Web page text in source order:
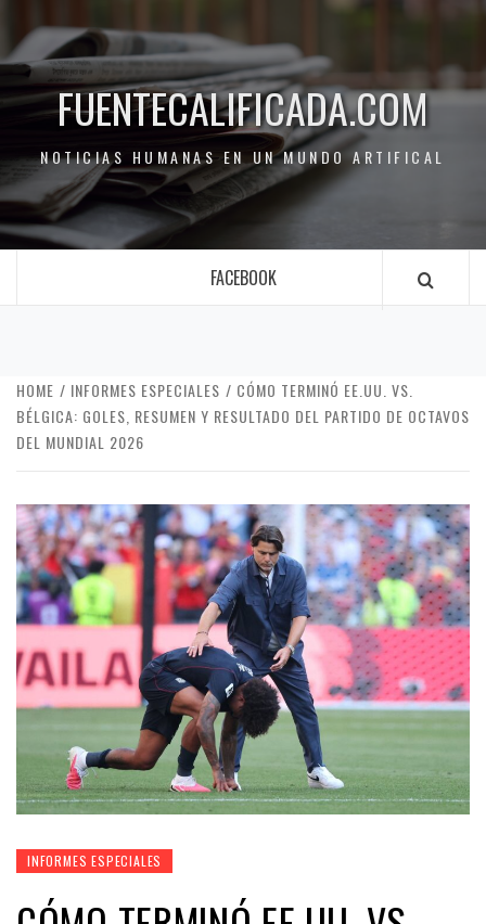
FUENTECALIFICADA.COM
NOTICIAS HUMANAS EN UN MUNDO ARTIFICAL
FACEBOOK
HOME INFORMES ESPECIALES
CÓMO TERMINÓ EE.UU. VS.
BÉLGICA: GOLES, RESUMEN Y RESULTADO DEL PARTIDO DE OCTAVOS
DEL MUNDIAL 2026
INFORMES ESPECIALES